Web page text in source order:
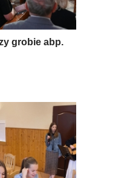
grobie abp.